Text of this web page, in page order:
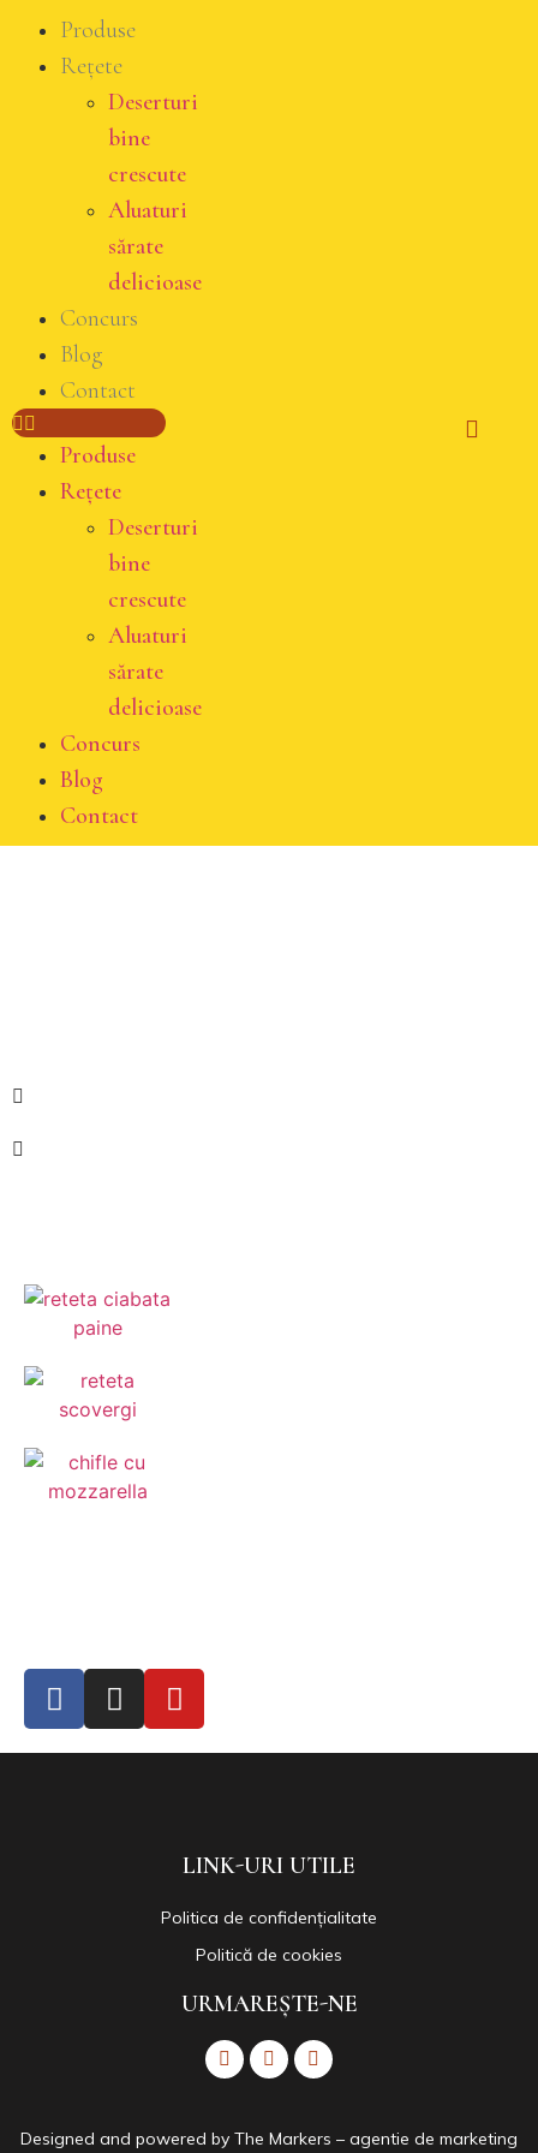
Produse
Rețete
Deserturi
bine
crescute
Aluaturi
sărate
delicioase
Concurs
Blog
Contact
Produse
Rețete
Deserturi
bine
crescute
Aluaturi
sărate
delicioase
Concurs
Blog
Contact
LINK-URI UTILE
Politica de confidențialitate
Politică de cookies
URMAREȘTE-NE
Designed and powered by The Markers – agentie de marketing